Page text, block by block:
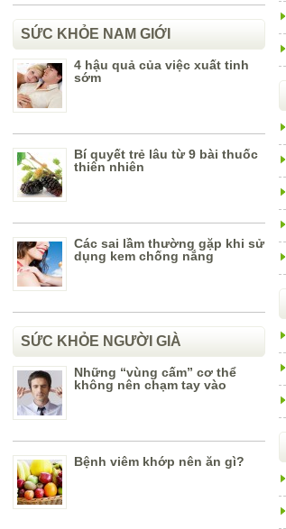
SỨC KHỎE NAM GIỚI
4 hậu quả của việc xuất tinh
sớm
Bí quyết trẻ lâu từ 9 bài thuốc
thiên nhiên
Các sai lầm thường gặp khi sử
dụng kem chống nắng
SỨC KHỎE NGƯỜI GIÀ
Những “vùng cấm” cơ thể
không nên chạm tay vào
Bệnh viêm khớp nên ăn gì?